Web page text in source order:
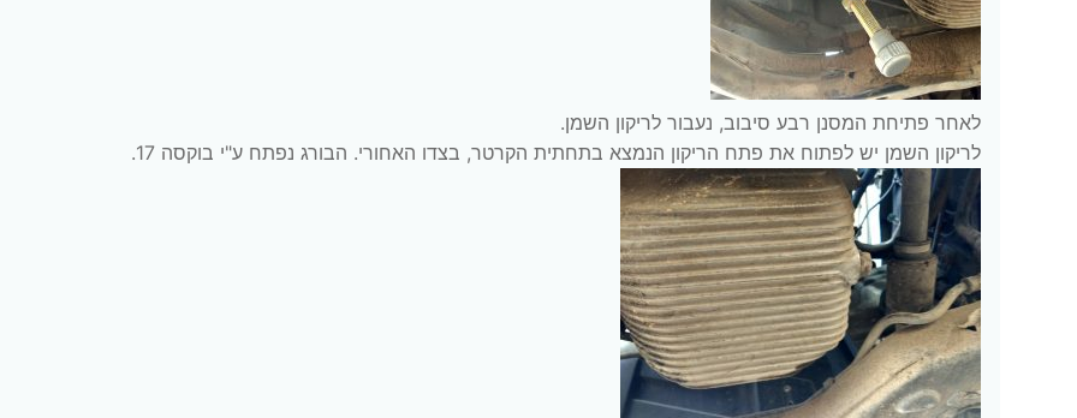
לאחר פתיחת המסנן רבע סיבוב, נעבור לריקון השמן.
לריקון השמן יש לפתוח את פתח הריקון הנמצא בתחתית הקרטר, בצדו האחורי. הבורג נפתח ע"י בוקסה 17.